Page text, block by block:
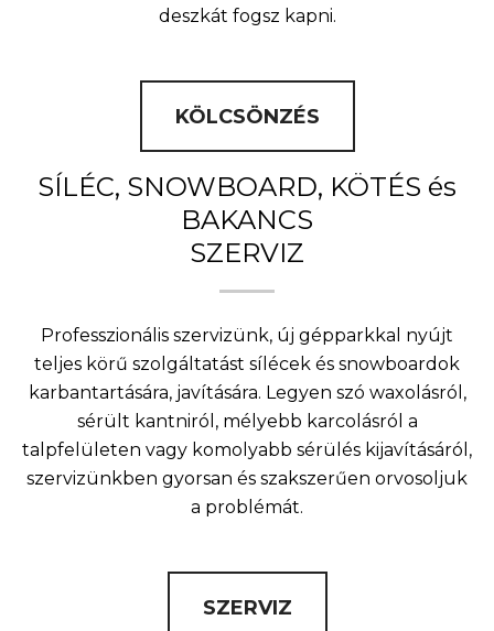
deszkát fogsz kapni.
KÖLCSÖNZÉS
SÍLÉC, SNOWBOARD, KÖTÉS és
BAKANCS
SZERVIZ
Professzionális szervizünk, új gépparkkal nyújt
teljes körű szolgáltatást sílécek és snowboardok
karbantartására, javítására. Legyen szó waxolásról,
sérült kantniról, mélyebb karcolásról a
talpfelületen vagy komolyabb sérülés kijavításáról,
szervizünkben gyorsan és szakszerűen orvosoljuk
a problémát.
SZERVIZ